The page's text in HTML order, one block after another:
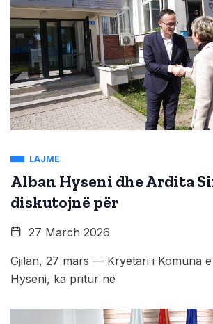
LAJME
Alban Hyseni dhe Ardita
diskutojnë për
27 March 2026
Gjilan, 27 mars — Kryetari i Komuna
Hyseni, ka pritur në